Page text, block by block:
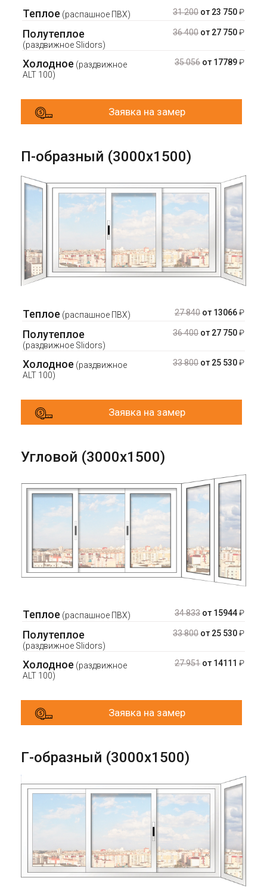
Теплое (распашное ПВХ) 31 200 от 23 750₽
Полутеплое
(раздвижное Slidors)
36 400 от 27 750₽
Холодное (раздвижное
ALT 100)
35 056 от 17789₽
Заявка на замер
П-образный (3000х1500)
Теплое (распашное ПВХ) 27 840 от 13066₽
Полутеплое
(раздвижное Slidors)
36 400 от 27 750₽
Холодное (раздвижное
ALT 100)
33 800 от 25 530₽
Заявка на замер
Угловой (3000х1500)
Теплое (распашное ПВХ) 34 833 от 15944₽
Полутеплое
(раздвижное Slidors)
33 800 от 25 530₽
Холодное (раздвижное
ALT 100)
27 951 от 14111 ₽
Заявка на замер
Г-образный (3000х1500)